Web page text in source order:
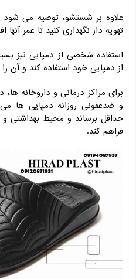
علاوه بر شستشو، توصیه می
تهویه‌ دار نگهداری کنید تا عمر آنها
استفاده شخصی از دمپایی نیز
از دمپایی خود استفاده کند و آن
برای مراکز درمانی و داروخانه‌
و ضدعفونی روزانه دمپایی‌ ها می
حداقل برساند و محیط بهداشتی و
فراهم کند.